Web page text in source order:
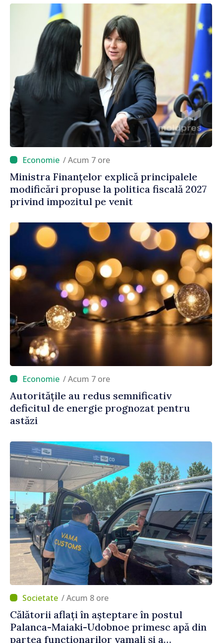
/ Acum 7 ore
Ministra Finanțelor explică principalele
modificări propuse la politica fiscală 2027
privind impozitul pe venit
/ Acum 7 ore
Autoritățile au redus semnificativ
deficitul de energie prognozat pentru
astăzi
/ Acum 8 ore
Călătorii aflați în așteptare în postul
Palanca-Maiaki-Udobnoe primesc apă din
partea funcționarilor vamali și a